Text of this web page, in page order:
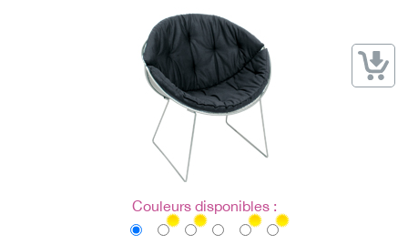
→ Noms / Références
Couleurs disponibles :